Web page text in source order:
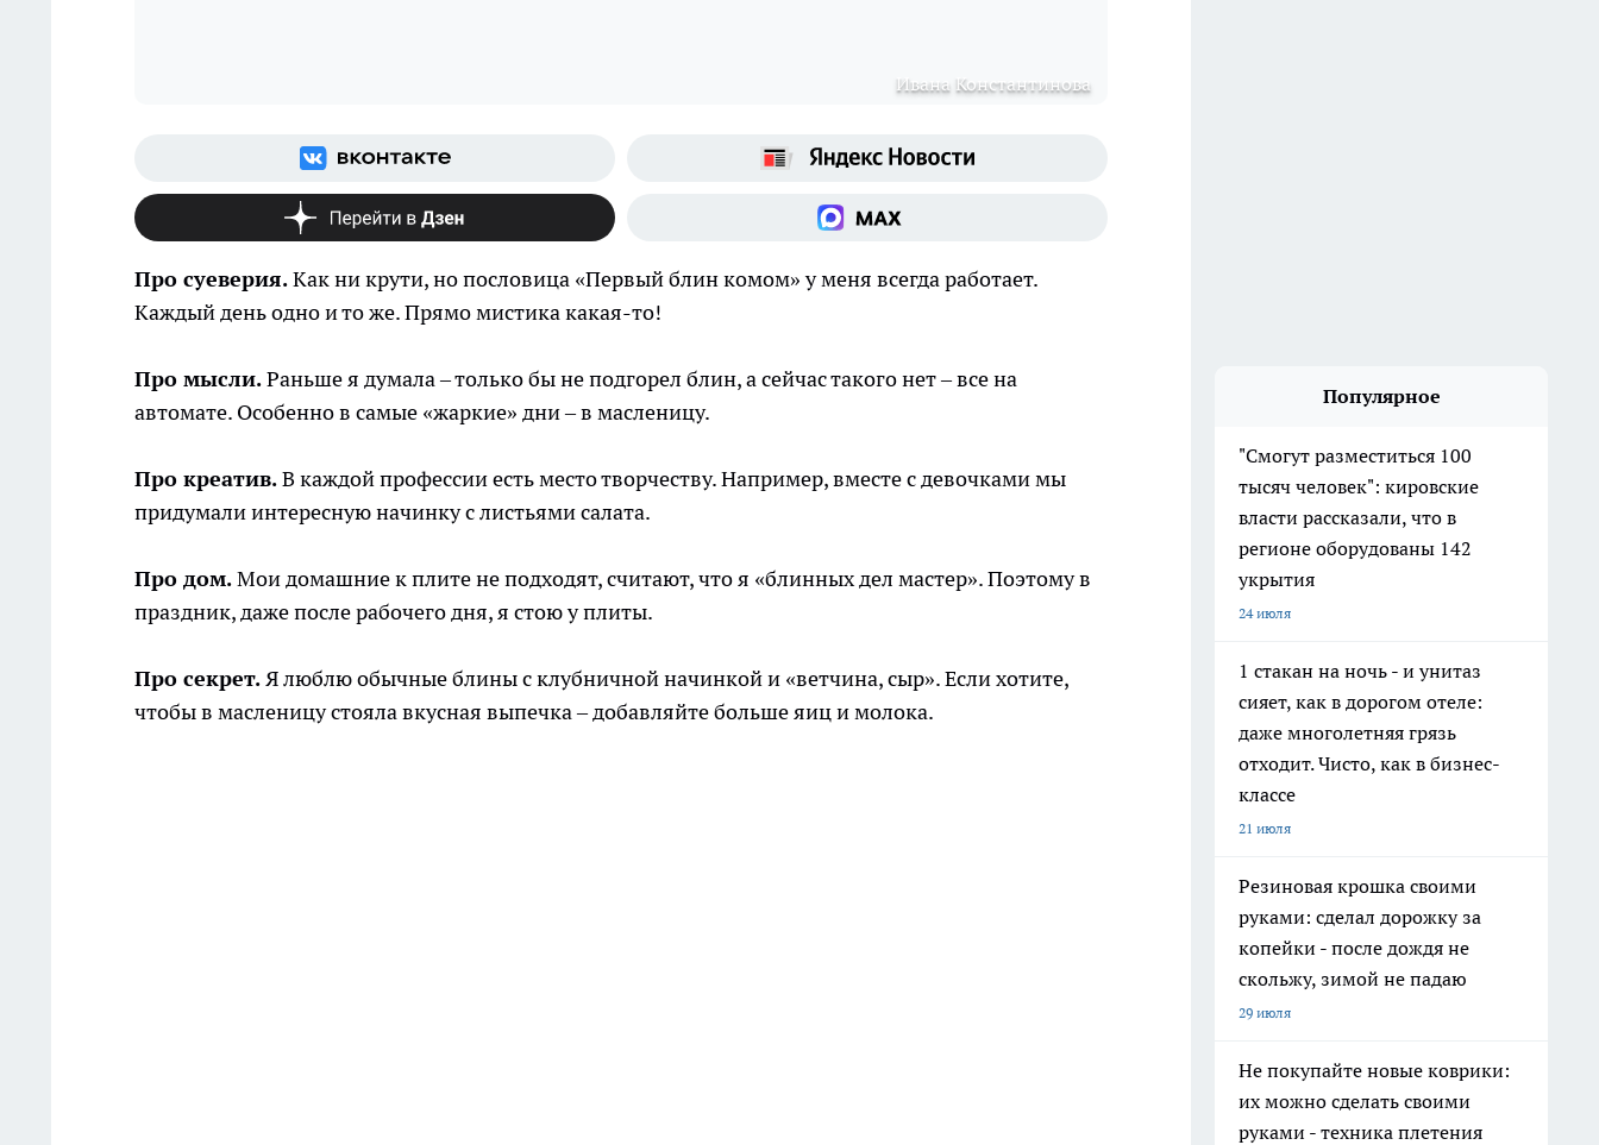
Ивана Константинова
Про суеверия.Как ни крути, но пословица «Первый блин комом» у меня всегда работает.
Каждый день одно и то же. Прямо мистика какая-то!
Про мысли.Раньше я думала – только бы не подгорел блин, а сейчас такого нет – все на
автомате. Особенно в самые «жаркие» дни – в масленицу.
Про креатив.В каждой профессии есть место творчеству. Например, вместе с девочками мы
придумали интересную начинку с листьями салата.
Про дом.Мои домашние к плите не подходят, считают, что я «блинных дел мастер». Поэтому в
праздник, даже после рабочего дня, я стою у плиты.
Про секрет.Я люблю обычные блины с клубничной начинкой и «ветчина, сыр». Если хотите,
чтобы в масленицу стояла вкусная выпечка – добавляйте больше яиц и молока.
Популярное
"Смогут разместиться 100
тысяч человек": кировские
власти рассказали, что в
регионе оборудованы 142
укрытия
24 июля
1 стакан на ночь - и унитаз
сияет, как в дорогом отеле:
даже многолетняя грязь
отходит. Чисто, как в бизнес-
классе
21 июля
Резиновая крошка своими
руками: сделал дорожку за
копейки - после дождя не
скольжу, зимой не падаю
29 июля
Не покупайте новые коврики:
их можно сделать своими
руками - техника плетения